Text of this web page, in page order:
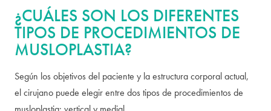
¿CUÁLES SON LOS DIFERENTES
TIPOS DE PROCEDIMIENTOS DE
MUSLOPLASTIA?
Según los objetivos del paciente y la estructura corporal actual,
el cirujano puede elegir entre dos tipos de procedimientos de